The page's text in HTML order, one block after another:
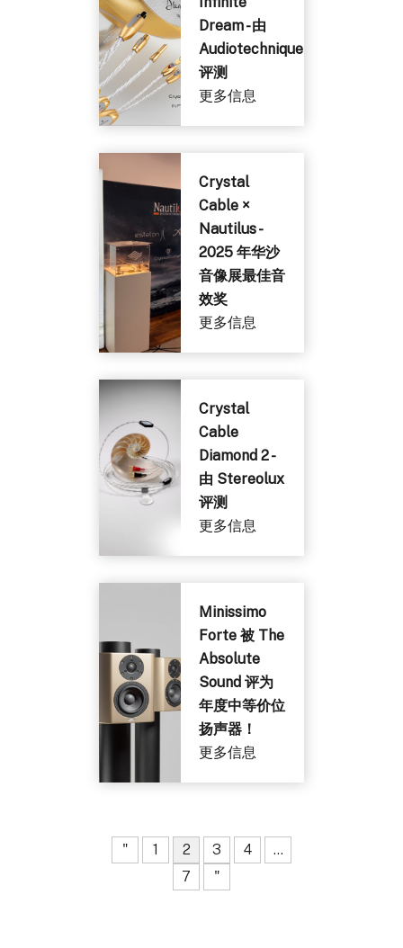
Dream - 由
Audiotechnique
评测
更多信息
Crystal
Cable ×
Nautilus -
2025 年华沙
音像展最佳音
效奖
更多信息
Crystal
Cable
Diamond 2 -
由 Stereolux
评测
更多信息
Minissimo
Forte 被 The
Absolute
Sound 评为
年度中等价位
扬声器！
更多信息
" 1 2 3 4
...
7
"